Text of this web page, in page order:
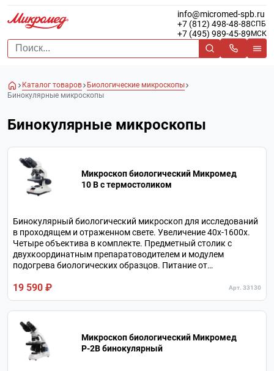
info@micromed-spb.ru
+7 (812) 498-48-88СПБ
+7 (495) 989-45-89 МСК
Каталог товаров
Биологические микроскопы
Бинокулярные микроскопы
Бинокулярные микроскопы
Микроскоп биологический Микромед
10 B c термостоликом
Бинокулярный биологический микроскоп для исследований
в проходящем и отраженном свете. Увеличение 40х-1600х.
Четыре объектива в комплекте. Предметный столик с
двухкоординатным препаратоводителем и модулем
подогрева биологических образцов. Питание от
19 590 ₽ Арт. 33130
Микроскоп биологический Микромед
P-2В бинокулярный